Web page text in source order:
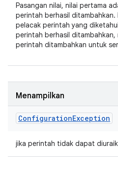
Pasangan nilai, nilai pertama
perintah berhasil ditambahkan.
pelacak perintah yang
perintah berhasil ditambahkan,
perintah ditambahkan untuk
Menampilkan
ConfigurationException
jika perintah tidak dapat